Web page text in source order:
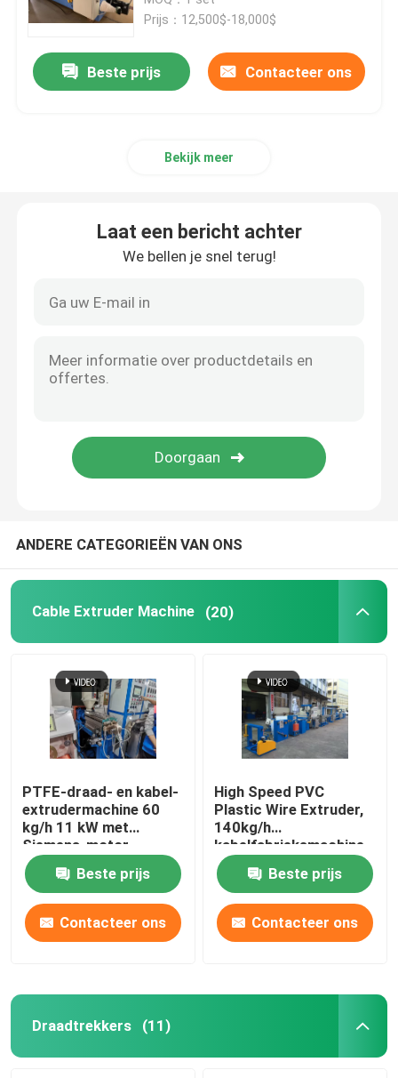
Kabel die Machine verdraaien
kabelspinmachine
koperen lasmachine
Lasersnijmachine
Kabelbollen
CCV-lijnen
Kabelkop
Prijs：12,500$-18,000$
Beste prijs Contacteer ons
Bekijk meer
Laat een bericht achter
We bellen je snel terug!
ANDERE CATEGORIEËN VAN ONS
Cable Extruder Machine (20)
PTFE-draad- en kabel-
extrudermachine 60
kg/h 11 kW met
Siemens-motor
Beste prijs
Contacteer ons
High Speed PVC
Plastic Wire Extruder,
140kg/h
kabelfabrieksmachine
Beste prijs
Contacteer ons
Draadtrekkers (11)